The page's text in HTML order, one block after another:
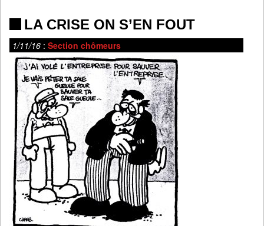
LA CRISE ON S’EN FOUT
1/11/16 : Section chômeurs